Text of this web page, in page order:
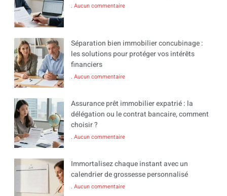
Aucun commentaire
Séparation bien immobilier concubinage :
les solutions pour protéger vos intérêts
financiers
Aucun commentaire
Assurance prêt immobilier expatrié : la
délégation ou le contrat bancaire, comment
choisir ?
Aucun commentaire
Immortalisez chaque instant avec un
calendrier de grossesse personnalisé
Aucun commentaire